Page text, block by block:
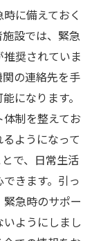
に備えておく
設では、緊急
奨されていま
の連絡先を手
になります。
制を整えてお
ようになって
で、日常生活
きます。引っ
急時のサポー
ようにしまし